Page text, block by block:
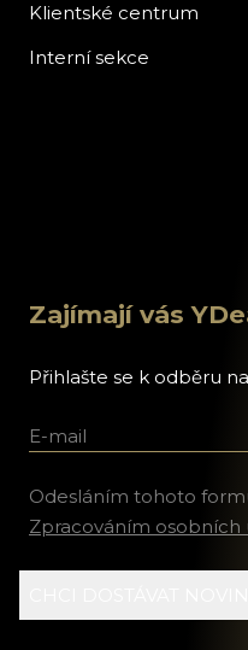
Klientské centrum
Interní sekce
Zajímají vás
Přihlašte se k odběru
E-mail
Odesláním tohoto
Zpracováním osobních